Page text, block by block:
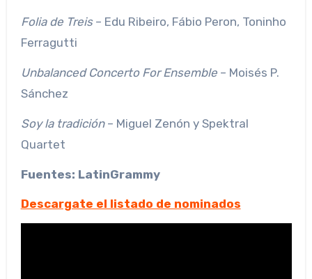
Folia de Treis– Edu Ribeiro, Fábio Peron, Toninho
Ferragutti
Unbalanced Concerto For Ensemble– Moisés P.
Sánchez
Soy la tradición– Miguel Zenón y Spektral
Quartet
Fuentes: LatinGrammy
Descargate el listado de nominados